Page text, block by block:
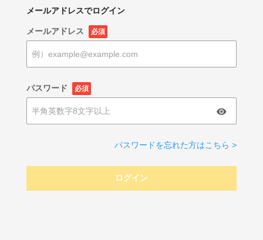
メールアドレスでログイン
メールアドレス 必須
パスワード 必須
パスワードを忘れた方はこちら >
ログイン